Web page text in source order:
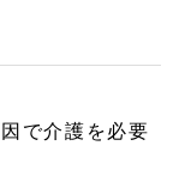
で介護を必要